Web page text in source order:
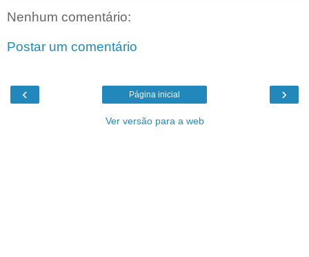
Nenhum comentário:
Postar um comentário
‹ ›
Página inicial
Ver versão para a web